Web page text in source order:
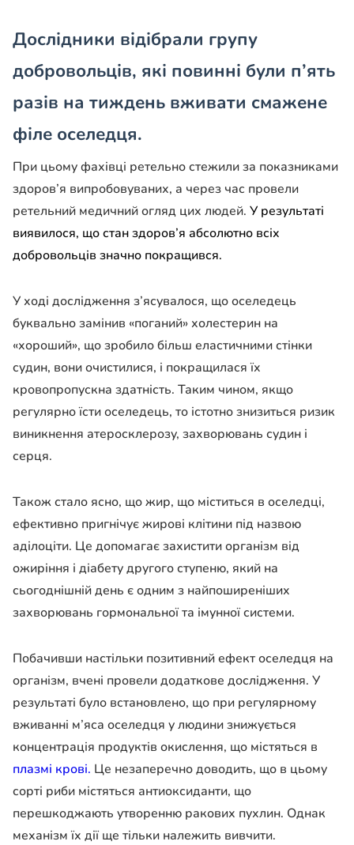
Дослідники відібрали групу
добровольців, які повинні були п’ять
разів на тиждень вживати смажене
філе оселедця.
При цьому фахівці ретельно стежили за показниками
здоров’я випробовуваних, а через час провели
ретельний медичний огляд цих людей. У результаті
виявилося, що стан здоров’я абсолютно всіх
добровольців значно покращився.
У ході дослідження з’ясувалося, що оселедець
буквально замінив «поганий» холестерин на
«хороший», що зробило більш еластичними стінки
судин, вони очистилися, і покращилася їх
кровопропускна здатність. Таким чином, якщо
регулярно їсти оселедець, то істотно знизиться ризик
виникнення атеросклерозу, захворювань судин і
серця.
Також стало ясно, що жир, що міститься в оселедці,
ефективно пригнічує жирові клітини під назвою
аділоціти. Це допомагає захистити організм від
ожиріння і діабету другого ступеню, який на
сьогоднішній день є одним з найпоширеніших
захворювань гормональної та імунної системи.
Побачивши настільки позитивний ефект оселедця на
організм, вчені провели додаткове дослідження. У
результаті було встановлено, що при регулярному
вживанні м’яса оселедця у людини знижується
концентрація продуктів окислення, що містяться в
плазмі крові. Це незаперечно доводить, що в цьому
сорті риби містяться антиоксиданти, що
перешкоджають утворенню ракових пухлин. Однак
механізм їх дії ще тільки належить вивчити.